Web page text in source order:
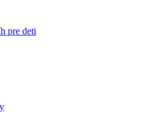
pre deti